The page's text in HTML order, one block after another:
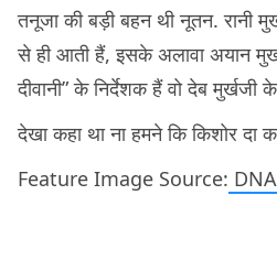
तनूजा की बड़ी बहन थी नूतन. रानी
से ही आती हैं, इसके अलावा अयान
दीवानी” के निर्देशक हैं वो देब मुर्खजी
देखा कहा था ना हमने कि किशोर दा
Feature Image Source: